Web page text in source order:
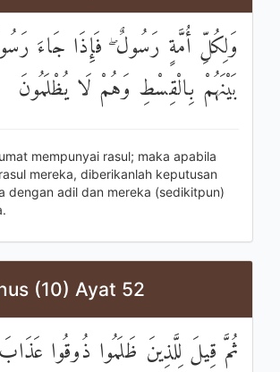
وَلِكُلِّ أُمَّةٍ رَسُولٌ ۖ فَإِذَا جَاءَ
بَيْنَهُمْ بِالْقِسْطِ وَهُمْ لَا يُظْلَمُونَ
mempunyai rasul; maka apabila
mereka, diberikanlah keputusan
dengan adil dan mereka (sedikitpun)
(10) Ayat 52
ثُمَّ قِيلَ لِلَّذِينَ ظَلَمُوا ذُوقُوا